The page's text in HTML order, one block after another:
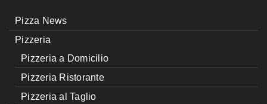
Pizza News
Pizzeria
Pizzeria a Domicilio
Pizzeria Ristorante
Pizzeria al Taglio